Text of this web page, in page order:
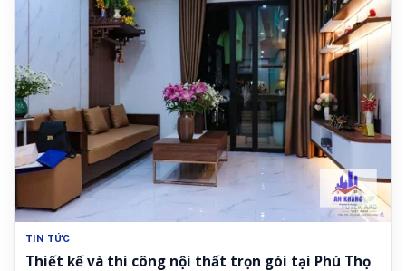
TIN TỨC
Thiết kế và thi công nội thất trọn gói tại Phú Thọ